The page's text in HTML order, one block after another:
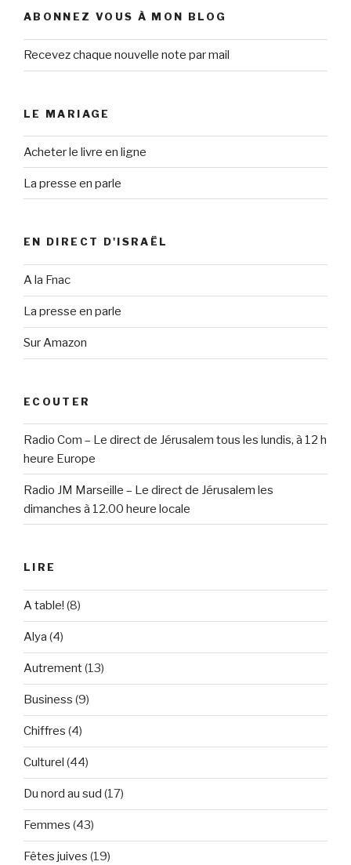
ABONNEZ VOUS À MON BLOG
Recevez chaque nouvelle note par mail
LE MARIAGE
Acheter le livre en ligne
La presse en parle
EN DIRECT D'ISRAËL
A la Fnac
La presse en parle
Sur Amazon
ECOUTER
Radio Com – Le direct de Jérusalem tous les lundis, à 12 h
heure Europe
Radio JM Marseille – Le direct de Jérusalem les
dimanches à 12.00 heure locale
LIRE
A table! (8)
Alya (4)
Autrement(13)
Business (9)
Chiffres (4)
Culturel (44)
Du nord au sud (17)
Femmes (43)
Fêtes juives (19)